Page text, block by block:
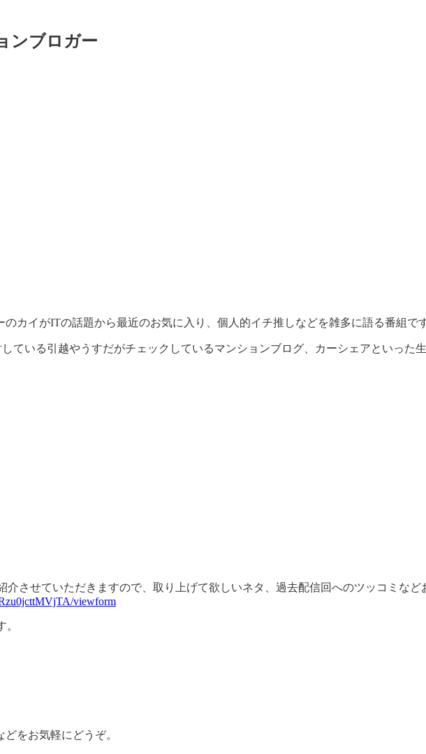
ンブロガー
カイがITの話題から最近のお気に入り、個人的イチ推しなどを雑多に語る番組です
ている引越やうすだがチェックしているマンションブログ、カーシェアといった
させていただきますので、取り上げて欲しいネタ、過去配信回へのツッコミなど
viewform
をお気軽にどうぞ。